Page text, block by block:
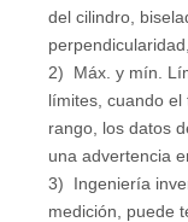
del cilindro,
2) Máx. y mín.
límites, cuando
rango, los datos
una advertencia
3) Ingeniería
medición, puede